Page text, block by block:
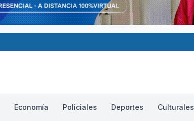
Economía Policiales Deportes Culturales